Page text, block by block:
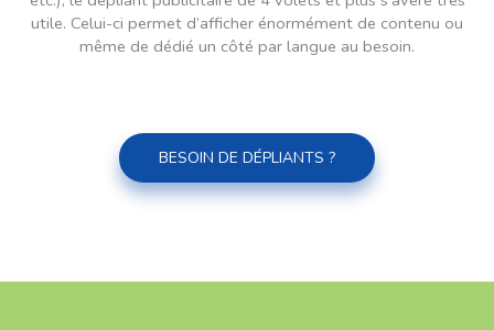
utile. Celui-ci permet d’afficher énormément de contenu ou
même de dédié un côté par langue au besoin.
BESOIN DE DÉPLIANTS ?